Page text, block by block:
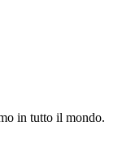
in tutto il mondo.